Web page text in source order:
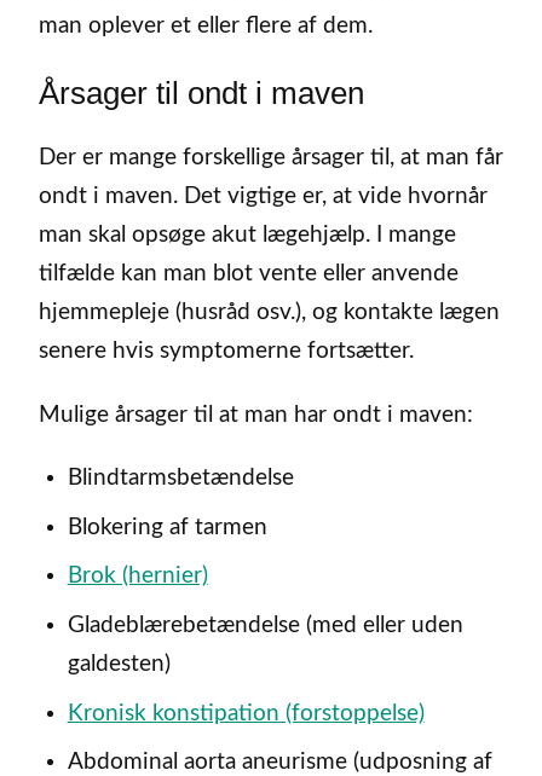
man oplever et eller flere af dem.
Årsager til ondt i maven
Der er mange forskellige årsager til, at man får
ondt i maven. Det vigtige er, at vide hvornår
man skal opsøge akut lægehjælp. I mange
tilfælde kan man blot vente eller anvende
hjemmepleje (husråd osv.), og kontakte lægen
senere hvis symptomerne fortsætter.
Mulige årsager til at man har ondt i maven:
Blindtarmsbetændelse
Blokering af tarmen
Brok (hernier)
Gladeblærebetændelse (med eller uden
galdesten)
Kronisk konstipation (forstoppelse)
Abdominal aorta aneurisme (udposning af